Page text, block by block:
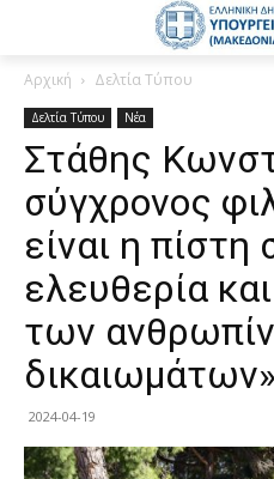
Αρχική Δελτία Τύπου
Δελτία Τύπου Νέα
Στάθης
σύγχρονος
είναι η πίστη
ελευθερία
των
δικαιωμάτων»
2024-04-19